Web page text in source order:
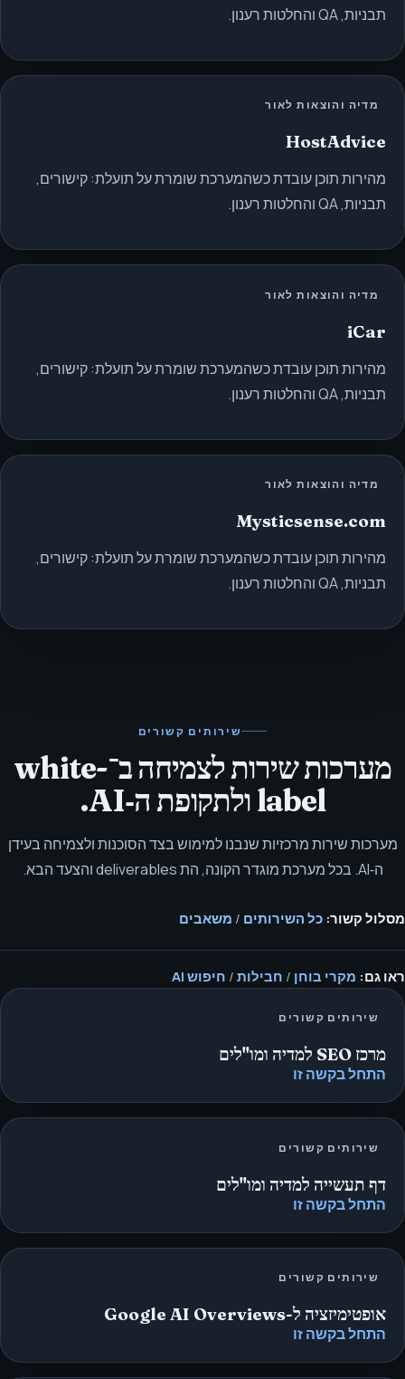
תבניות, QA והחלטות רענון.
מדיה והוצאות לאור
HostAdvice
מהירות תוכן עובדת כשהמערכת שומרת על תועלת: קישורים,
תבניות, QA והחלטות רענון.
מדיה והוצאות לאור
iCar
מהירות תוכן עובדת כשהמערכת שומרת על תועלת: קישורים,
תבניות, QA והחלטות רענון.
מדיה והוצאות לאור
Mysticsense.com
מהירות תוכן עובדת כשהמערכת שומרת על תועלת: קישורים,
תבניות, QA והחלטות רענון.
שירותים קשורים
מערכות שירות לצמיחה ב־white-
label ולתקופת ה‑AI.
מערכות שירות מרכזיות שנבנו למימוש בצד הסוכנות ולצמיחה בעידן
ה‑AI. בכל מערכת מוגדר הקונה, הת deliverables והצעד הבא.
מסלול קשור: כל השירותים / משאבים
ראו גם: מקרי בוחן / חבילות / חיפוש AI
שירותים קשורים
מרכז SEO למדיה ומו"לים
התחל בקשה זו
שירותים קשורים
דף תעשייה למדיה ומו"לים
התחל בקשה זו
שירותים קשורים
אופטימיזציה ל-Google AI Overviews
התחל בקשה זו